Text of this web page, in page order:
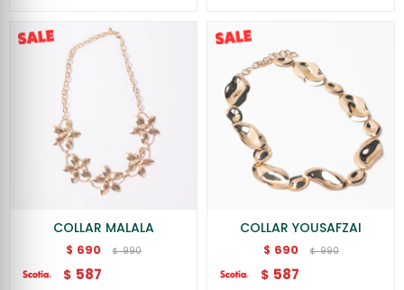
COLLAR MALALA
$ 690 $ 990
$ 587
COLLAR YOUSAFZAI
$ 690 $ 990
$ 587